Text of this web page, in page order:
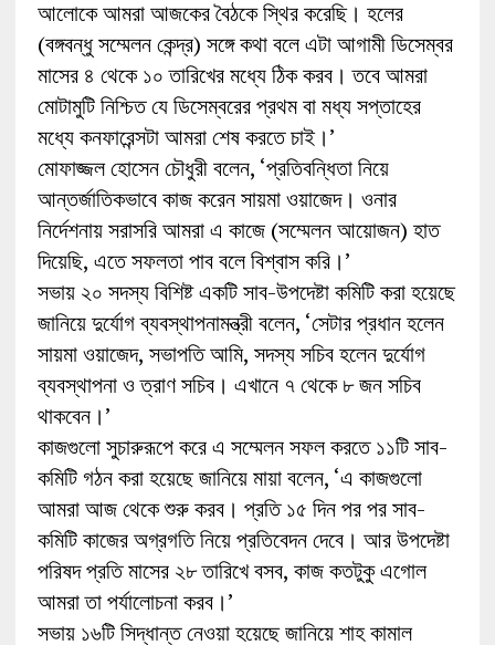
আলোকে আমরা আজকের বৈঠকে স্থির করেছি। হলের
(বঙ্গবন্ধু সম্মেলন কেন্দ্র) সঙ্গে কথা বলে এটা আগামী ডিসেম্বর
মাসের ৪ থেকে ১০ তারিখের মধ্যে ঠিক করব। তবে আমরা
মোটামুটি নিশ্চিত যে ডিসেম্বরের প্রথম বা মধ্য সপ্তাহের
মধ্যে কনফারেন্সটা আমরা শেষ করতে চাই।’
মোফাজ্জল হোসেন চৌধুরী বলেন, ‘প্রতিবন্ধিতা নিয়ে
আন্তর্জাতিকভাবে কাজ করেন সায়মা ওয়াজেদ। ওনার
নির্দেশনায় সরাসরি আমরা এ কাজে (সম্মেলন আয়োজন) হাত
দিয়েছি, এতে সফলতা পাব বলে বিশ্বাস করি।’
সভায় ২০ সদস্য বিশিষ্ট একটি সাব-উপদেষ্টা কমিটি করা হয়েছে
জানিয়ে দুর্যোগ ব্যবস্থাপনামন্ত্রী বলেন, ‘সেটার প্রধান হলেন
সায়মা ওয়াজেদ, সভাপতি আমি, সদস্য সচিব হলেন দুর্যোগ
ব্যবস্থাপনা ও ত্রাণ সচিব। এখানে ৭ থেকে ৮ জন সচিব
থাকবেন।’
কাজগুলো সুচারুরূপে করে এ সম্মেলন সফল করতে ১১টি সাব-
কমিটি গঠন করা হয়েছে জানিয়ে মায়া বলেন, ‘এ কাজগুলো
আমরা আজ থেকে শুরু করব। প্রতি ১৫ দিন পর পর সাব-
কমিটি কাজের অগ্রগতি নিয়ে প্রতিবেদন দেবে। আর উপদেষ্টা
পরিষদ প্রতি মাসের ২৮ তারিখে বসব, কাজ কতটুকু এগোল
আমরা তা পর্যালোচনা করব।’
সভায় ১৬টি সিদ্ধান্ত নেওয়া হয়েছে জানিয়ে শাহ কামাল